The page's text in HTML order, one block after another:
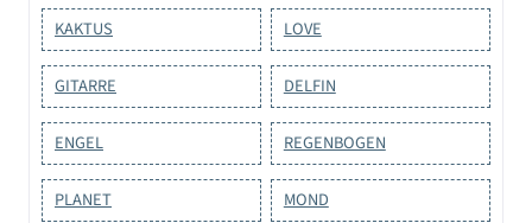
KAKTUS LOVE
GITARRE DELFIN
ENGEL REGENBOGEN
PLANET MOND